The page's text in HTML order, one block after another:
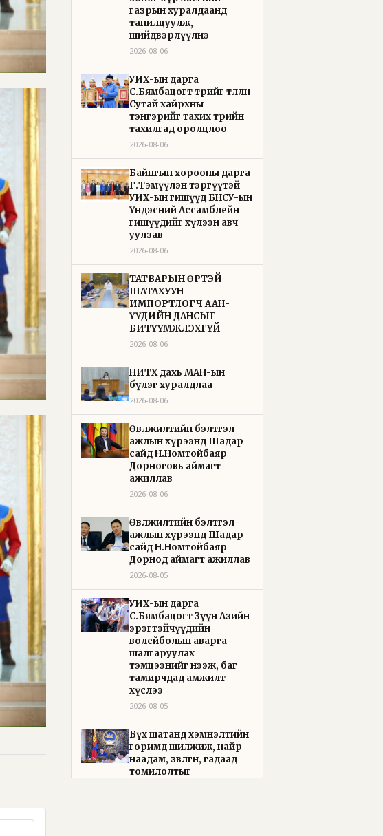
газрын хуралдаанд
танилцуулж,
шийдвэрлүүлнэ
2026-08-06
УИХ-ын дарга
С.Бямбацогт төрийг төлөөлөн
Сутай хайрхны
тэнгэрийг тахих төрийн
тахилгад оролцлоо
2026-08-06
Байнгын хорооны дарга
Г.Тэмүүлэн тэргүүтэй
УИХ-ын гишүүд БНСУ-ын
Үндэсний Ассамблейн
гишүүдийг хүлээн авч
уулзав
2026-08-06
ТАТВАРЫН ӨРТЭЙ
ШАТАХУУН
ИМПОРТЛОГЧ ААН-
ҮҮДИЙН ДАНСЫГ
БИТҮҮМЖЛЭХГҮЙ
2026-08-06
НИТХ дахь МАН-ын
бүлэг хуралдлаа
2026-08-06
Өвөлжилтийн бэлтгэл
ажлын хүрээнд Шадар
сайд Н.Номтойбаяр
Дорноговь аймагт
ажиллав
2026-08-06
Өвөлжилтийн бэлтгэл
ажлын хүрээнд Шадар
сайд Н.Номтойбаяр
Дорнод аймагт ажиллав
2026-08-05
УИХ-ын дарга
С.Бямбацогт Зүүн Азийн
эрэгтэйчүүдийн
волейболын аварга
шалгаруулах
тэмцээнийг нээж, баг
тамирчдад амжилт
хүслээ
2026-08-05
Бүх шатанд хэмнэлтийн
горимд шилжиж, найр
наадам, зөвлөгөөн, гадаад
томилолтыг